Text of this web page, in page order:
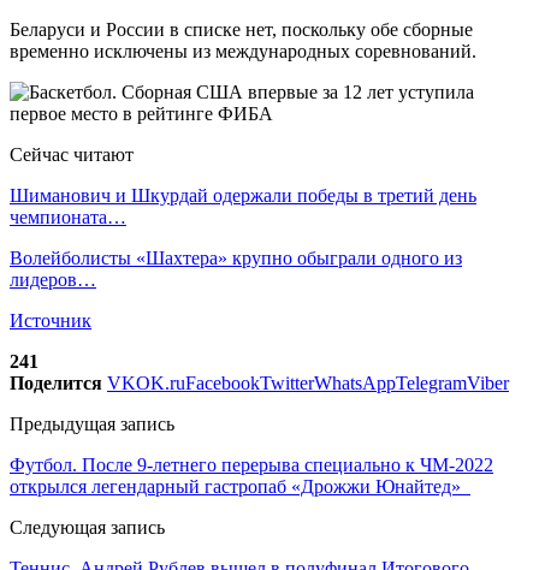
Беларуси и России в списке нет, поскольку обе сборные
временно исключены из международных соревнований.
Сейчас читают
Шиманович и Шкурдай одержали победы в третий день
чемпионата…
Волейболисты «Шахтера» крупно обыграли одного из
лидеров…
Источник
241
Поделится VKOK.ruFacebookTwitterWhatsAppTelegramViber
Предыдущая запись
Футбол. После 9-летнего перерыва специально к ЧМ-2022
открылся легендарный гастропаб «Дрожжи Юнайтед»
Следующая запись